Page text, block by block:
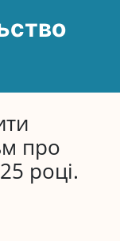
про
році.